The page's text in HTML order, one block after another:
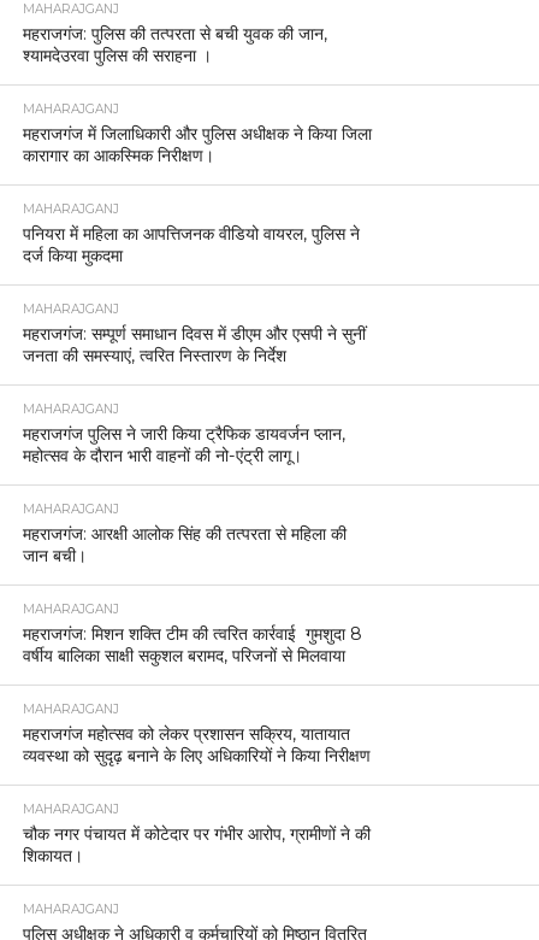
MAHARAJGANJ
महराजगंज: पुलिस की तत्परता से बची युवक की जान,
श्यामदेउरवा पुलिस की सराहना ।
MAHARAJGANJ
महराजगंज में जिलाधिकारी और पुलिस अधीक्षक ने किया जिला
कारागार का आकस्मिक निरीक्षण।
MAHARAJGANJ
पनियरा में महिला का आपत्तिजनक वीडियो वायरल, पुलिस ने
दर्ज किया मुकदमा
MAHARAJGANJ
महराजगंज: सम्पूर्ण समाधान दिवस में डीएम और एसपी ने सुनीं
जनता की समस्याएं, त्वरित निस्तारण के निर्देश
MAHARAJGANJ
महराजगंज पुलिस ने जारी किया ट्रैफिक डायवर्जन प्लान,
महोत्सव के दौरान भारी वाहनों की नो-एंट्री लागू।
MAHARAJGANJ
महराजगंज: आरक्षी आलोक सिंह की तत्परता से महिला की
जान बची।
MAHARAJGANJ
महराजगंज: मिशन शक्ति टीम की त्वरित कार्रवाई गुमशुदा 8
वर्षीय बालिका साक्षी सकुशल बरामद, परिजनों से मिलवाया
MAHARAJGANJ
महराजगंज महोत्सव को लेकर प्रशासन सक्रिय, यातायात
व्यवस्था को सुदृढ़ बनाने के लिए अधिकारियों ने किया निरीक्षण
MAHARAJGANJ
चौक नगर पंचायत में कोटेदार पर गंभीर आरोप, ग्रामीणों ने की
शिकायत।
MAHARAJGANJ
पुलिस अधीक्षक ने अधिकारी व कर्मचारियों को मिष्ठान वितरित